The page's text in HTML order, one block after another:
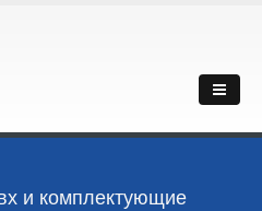
и комплектующие